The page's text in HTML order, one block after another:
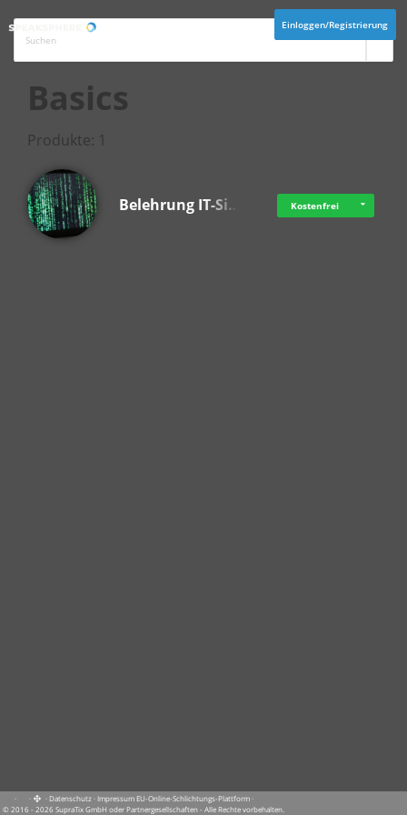
Einloggen/Registrierung
Basics
Produkte: 1
Belehrung IT-Si… Kostenfrei
· · ·Datenschutz ·Impressum EU-Online-Schlichtungs-Plattform·
© 2016 - 2026 SupraTix GmbH oder Partnergesellschaften - Alle Rechte vorbehalten.